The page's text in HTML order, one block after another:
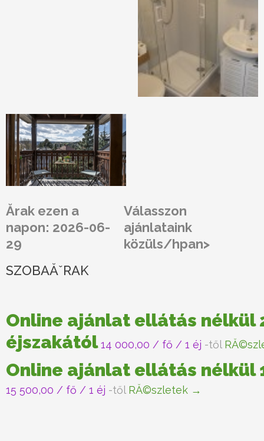
Ărak ezen a
napon: 2026-06-
29
Válasszon
ajánlataink
közüls/hpan>
SZOBAĂˇRAK
Online ajánlat ellátás nélkül
éjszakától 14 000,00 / fő / 1 éj -től
Online ajánlat ellátás nélkül
15 500,00 / fő / 1 éj -től RĂ©szletek →